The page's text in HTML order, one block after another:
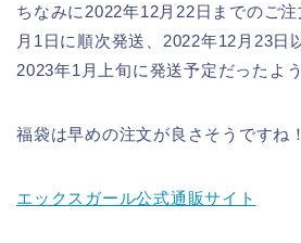
ちなみに2022年12月22日までのご
月1日に順次発送、2022年12月23日
2023年1月上旬に発送予定だったよう
福袋は早めの注文が良さそうですね！
エックスガール公式通販サイト